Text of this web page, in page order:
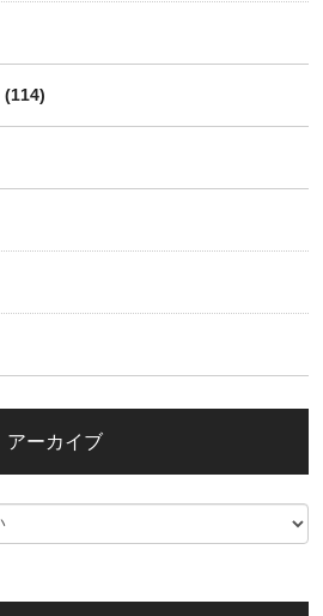
(114)
アーカイブ